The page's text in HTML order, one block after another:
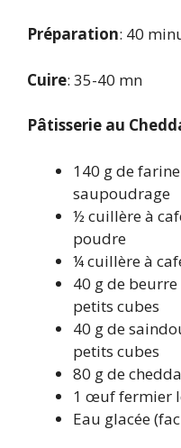
Préparation: 40
Cuire: 35-40 mn
Pâtisserie au
140 g de
saupoudrage
½ cuillère à
poudre
¼ cuillère à
40 g de
petits cubes
40 g de
petits cubes
80 g de
1 œuf fermier
Eau glacée